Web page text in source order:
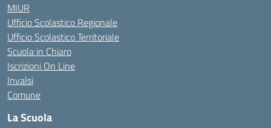
MIUR
Ufficio Scolastico Regionale
Ufficio Scolastico Territoriale
Scuola in Chiaro
Iscrizioni On Line
Invalsi
Comune
La Scuola